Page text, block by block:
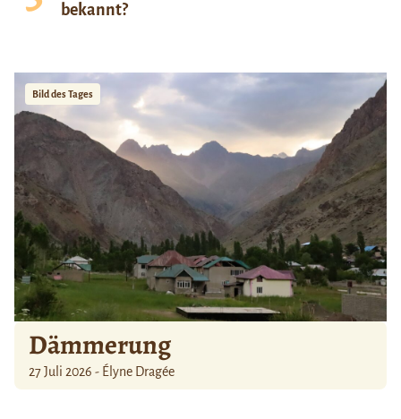
bekannt?
Bild des Tages
Dämmerung
27 Juli 2026 - Élyne Dragée